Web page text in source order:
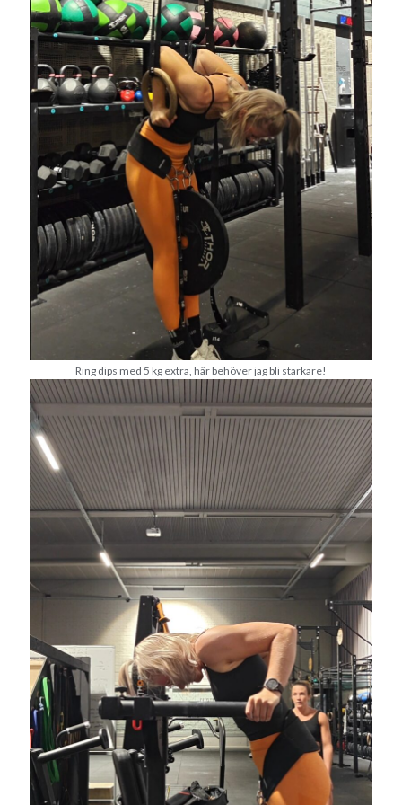
CamillaomSPAM
juli 2026
O T F L
S
1
2 3 4
6
7 8 10
12
13
16 17 18
19
20
21 23 24
27
28 29 30
« jun aug »
augusti 2026
juli 2026
juni 2026
maj 2026
april 2026
mars 2026
februari 2026
januari 2026
december 2025
november 2025
oktober 2025
augusti 2025
juli 2025
juni 2025
maj 2025
april 2025
mars 2025
februari 2025
januari 2025
Ring dips med 5 kg extra, här behöver jag bli starkare!